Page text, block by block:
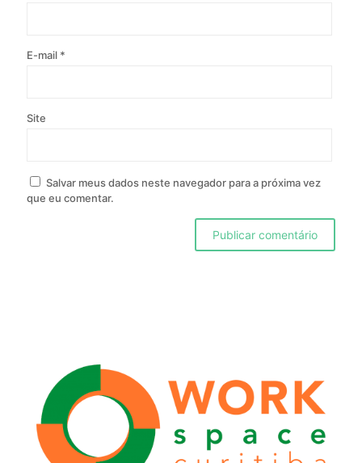
E-mail *
Site
Salvar meus dados neste navegador para a próxima vez
que eu comentar.